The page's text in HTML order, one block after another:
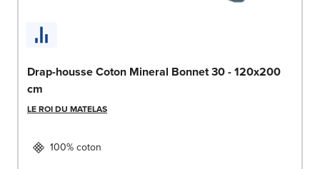
Drap-housse Coton Mineral Bonnet 30 - 120x200
cm
LE ROI DU MATELAS
100% coton